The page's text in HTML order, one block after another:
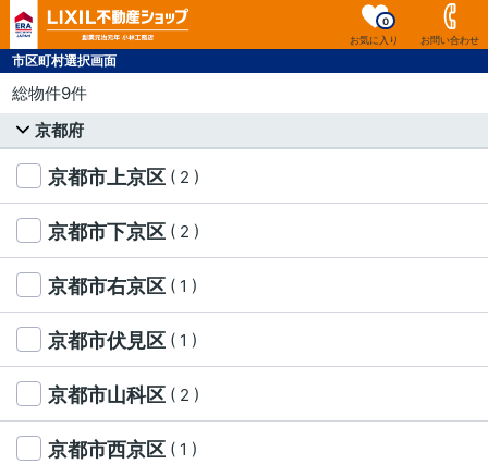
お気に入り
0
お問い合わせ
市区町村選択画面
総物件9件
京都府
京都市上京区 ( 2 )
京都市下京区 ( 2 )
京都市右京区 ( 1 )
京都市伏見区 ( 1 )
京都市山科区 ( 2 )
京都市西京区 ( 1 )